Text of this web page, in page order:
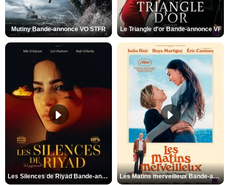
Mutiny Bande-annonce VO STFR Le Triangle d'or Bande-annonce VF
Les Silences de Riyad Bande-annonce VO STFR Les Matins merveilleux Bande-annonce VF